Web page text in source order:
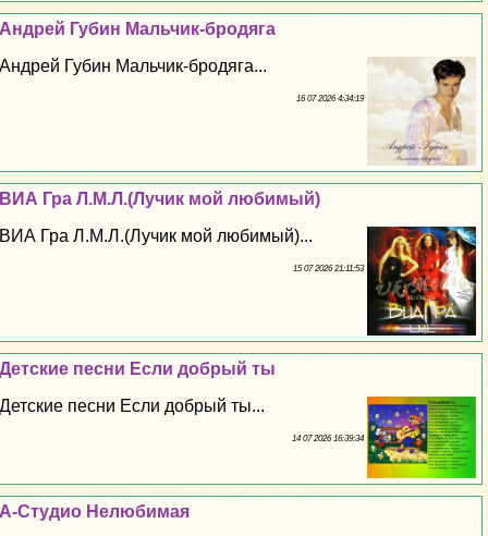
Андрей Губин Мальчик-бродяга
Андрей Губин Мальчик-бродяга...
16 07 2026 4:34:19
ВИА Гра Л.М.Л.(Лучик мой любимый)
ВИА Гра Л.М.Л.(Лучик мой любимый)...
15 07 2026 21:11:53
Детские песни Если добрый ты
Детские песни Если добрый ты...
14 07 2026 16:39:34
А-Студио Нелюбимая